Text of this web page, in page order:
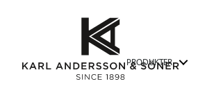
PRODUKTER